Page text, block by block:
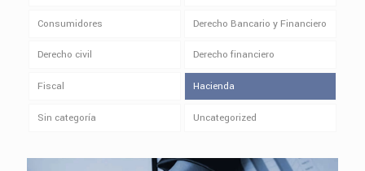
Consumidores Derecho Bancario y Financiero
Derecho civil Derecho financiero
Fiscal Hacienda
Sin categoría Uncategorized